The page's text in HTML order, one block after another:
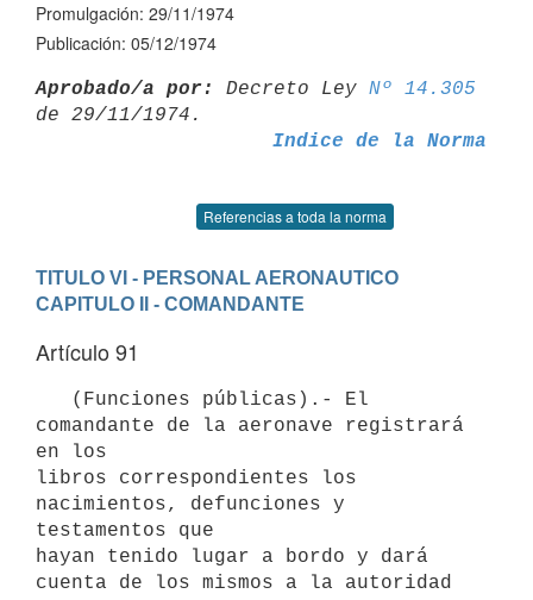
Promulgación: 29/11/1974
Publicación: 05/12/1974
Aprobado/a por: Decreto Ley Nº 14.305
Indice de la Norma
Referencias a toda la norma
TITULO VI - PERSONAL AERONAUTICO
CAPITULO II - COMANDANTE
Artículo 91
comandante de la aeronave registrará
en los
libros correspondientes los
nacimientos, defunciones y
testamentos que
hayan tenido lugar a bordo y dará
cuenta de los mismos a la autoridad